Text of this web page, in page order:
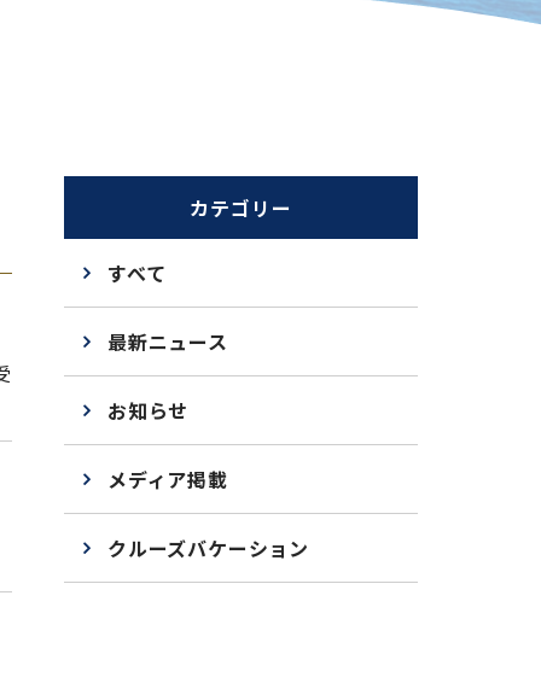
カテゴリー
すべて
最新ニュース
お知らせ
メディア掲載
クルーズバケーション